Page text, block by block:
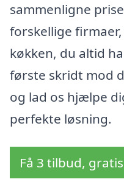
sammenligne
forskellige
køkken, du altid
første skridt mod
og lad os hjælpe
perfekte løsning.
Få 3 tilbud,